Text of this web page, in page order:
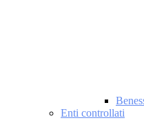
Enti controllati